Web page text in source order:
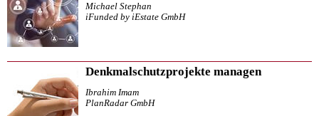
Michael Stephan
iFunded by iEstate GmbH
Denkmalschutzprojekte managen
Ibrahim Imam
PlanRadar GmbH